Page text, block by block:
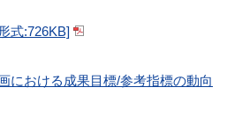
式:726KB]
における成果目標/参考指標の動向